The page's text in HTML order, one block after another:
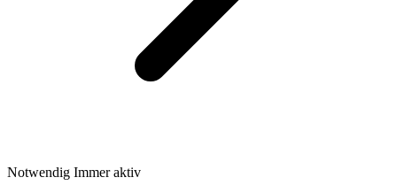
Notwendig Immer aktiv